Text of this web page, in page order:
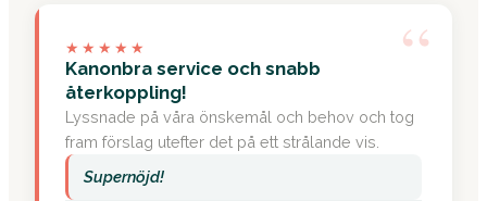
“
★★★★★
Kanonbra service och snabb
återkoppling!
Lyssnade på våra önskemål och behov och tog
fram förslag utefter det på ett strålande vis.
Supernöjd!